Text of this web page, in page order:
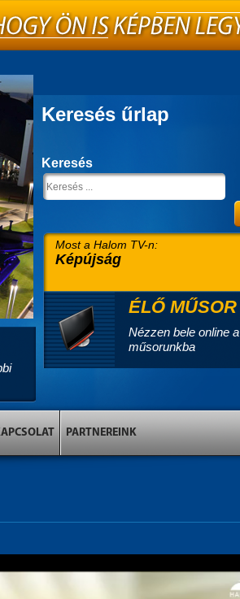
Keresés űrlap
Keresés
Most a Halom TV-n:
Képújság
ÉLŐ MŰSOR
Nézzen bele online a
műsorunkba
PARTNEREINK